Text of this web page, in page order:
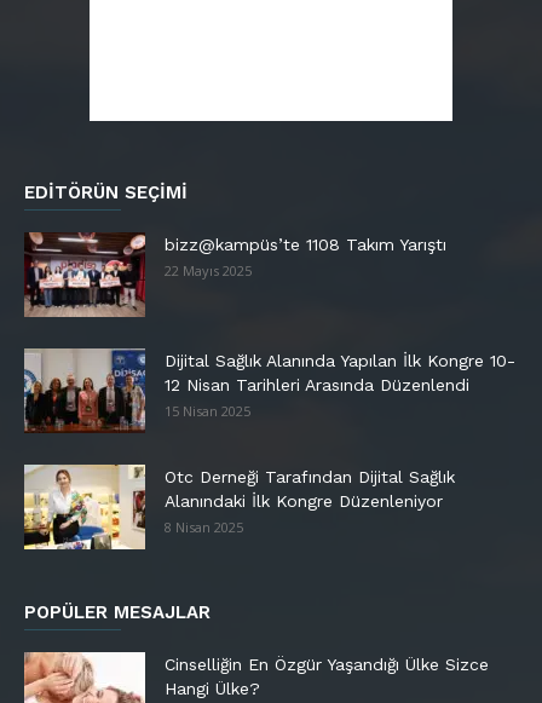
EDITÖRÜN SEÇIMI
bizz@kampüs’te 1108 Takım Yarıştı
22 Mayıs 2025
Dijital Sağlık Alanında Yapılan İlk Kongre 10-
12 Nisan Tarihleri Arasında Düzenlendi
15 Nisan 2025
Otc Derneği Tarafından Dijital Sağlık
Alanındaki İlk Kongre Düzenleniyor
8 Nisan 2025
POPÜLER MESAJLAR
Cinselliğin En Özgür Yaşandığı Ülke Sizce
Hangi Ülke?